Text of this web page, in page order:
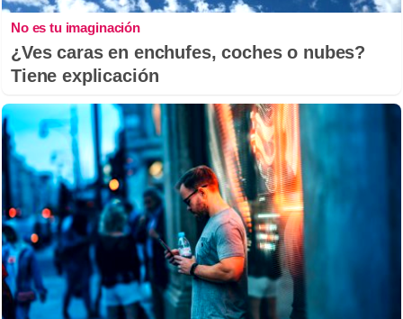
No es tu imaginación
¿Ves caras en enchufes, coches o nubes?
Tiene explicación